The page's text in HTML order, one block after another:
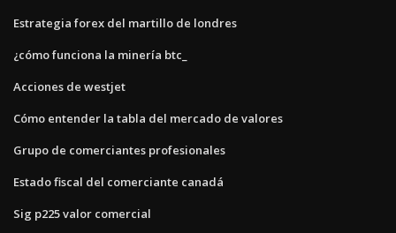
Estrategia forex del martillo de londres
¿cómo funciona la minería btc_
Acciones de westjet
Cómo entender la tabla del mercado de valores
Grupo de comerciantes profesionales
Estado fiscal del comerciante canadá
Sig p225 valor comercial